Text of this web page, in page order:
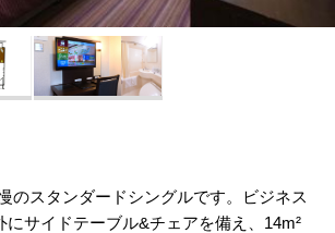
のスタンダードシングルです。ビジネス
にサイドテーブル&チェアを備え、14m²